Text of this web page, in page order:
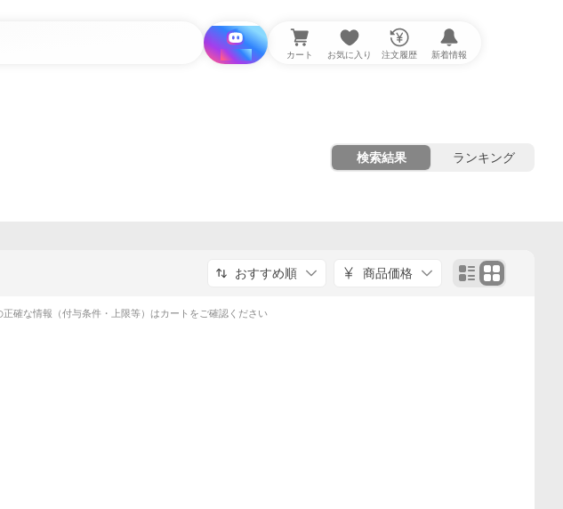
i と探す カート お気に入り 注文履歴 新着情報
検索結果 ランキング
おすすめ順 商品価格
確な情報（付与条件・上限等）はカートをご確認ください